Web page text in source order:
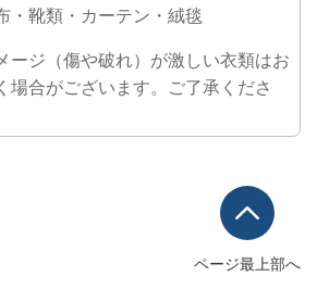
・靴類・カーテン・絨毯
ージ（傷や破れ）が激しい衣類はお
場合がございます。ご了承くださ
ページ最上部へ